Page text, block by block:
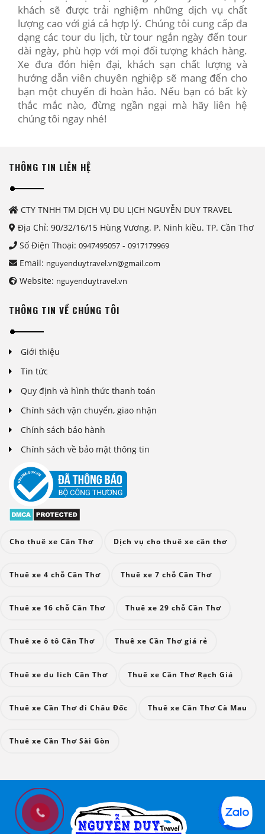
khách sẽ được trải nghiệm những dịch vụ chất
lượng cao với giá cả hợp lý. Chúng tôi cung cấp đa
dạng các tour du lịch, từ tour ngắn ngày đến tour
dài ngày, phù hợp với mọi đối tượng khách hàng.
Xe đưa đón hiện đại, khách sạn chất lượng và
hướng dẫn viên chuyên nghiệp sẽ mang đến cho
bạn một chuyến đi hoàn hảo. Nếu bạn có bất kỳ
thắc mắc nào, đừng ngần ngại mà hãy liên hệ
chúng tôi ngay nhé!
THÔNG TIN LIÊN HỆ
CTY TNHH TM DỊCH VỤ DU LỊCH NGUYỄN DUY TRAVEL
Địa Chỉ: 90/32/16/15 Hùng Vương. P. Ninh kiều. TP. Cần Thơ
Số Điện Thoại: 0947495057 - 0917179969
Email: nguyenduytravel.vn@gmail.com
Website: nguyenduytravel.vn
THÔNG TIN VỀ CHÚNG TÔI
Giới thiệu
Tin tức
Quy định và hình thức thanh toán
Chính sách vận chuyển, giao nhận
Chính sách bảo hành
Chính sách về bảo mật thông tin
Cho thuê xe Cần Thơ Dịch vụ cho thuê xe cần thơ
Thuê xe 4 chỗ Cần Thơ Thuê xe 7 chỗ Cần Thơ
Thuê xe 16 chỗ Cần Thơ Thuê xe 29 chỗ Cần Thơ
Thuê xe ô tô Cần Thơ Thuê xe Cần Thơ giá rẻ
Thuê xe du lich Cần Thơ Thuê xe Cần Thơ Rạch Giá
Thuê xe Cần Thơ đi Châu Đốc Thuê xe Cần Thơ Cà Mau
Thuê xe Cần Thơ Sài Gòn